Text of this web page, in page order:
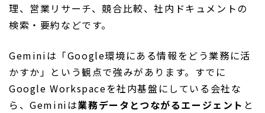
理、営業リサーチ、競合比較、社内ドキュメントの
検索・要約などです。
Geminiは「Google環境にある情報をどう業務に活
かすか」という観点で強みがあります。すでに
Google Workspaceを社内基盤にしている会社な
ら、Geminiは業務データとつながるエージェント と